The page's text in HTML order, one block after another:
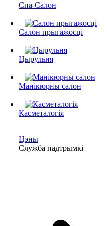
Спа-Салон
Салон прыгажосці
Цырульня
Манікюрны салон
Касметалогія
Цэны
Служба падтрымкі